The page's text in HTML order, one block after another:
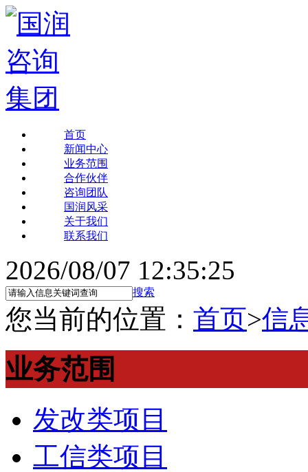
首页
新闻中心
业务范围
合作伙伴
咨询团队
国润风采
关于我们
联系我们
2026/08/07 12:35:26
搜索
您当前的位置： 首页>信
业务范围
发改类项目
工信类项目